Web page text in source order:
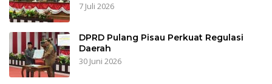
7 Juli 2026
DPRD Pulang Pisau Perkuat Regulasi
Daerah
30 Juni 2026